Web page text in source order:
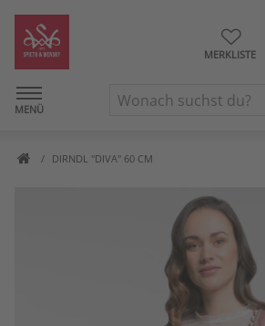
MERKLISTE
MENÜ
DIRNDL "DIVA" 60 CM
Artikelbilder überspringen